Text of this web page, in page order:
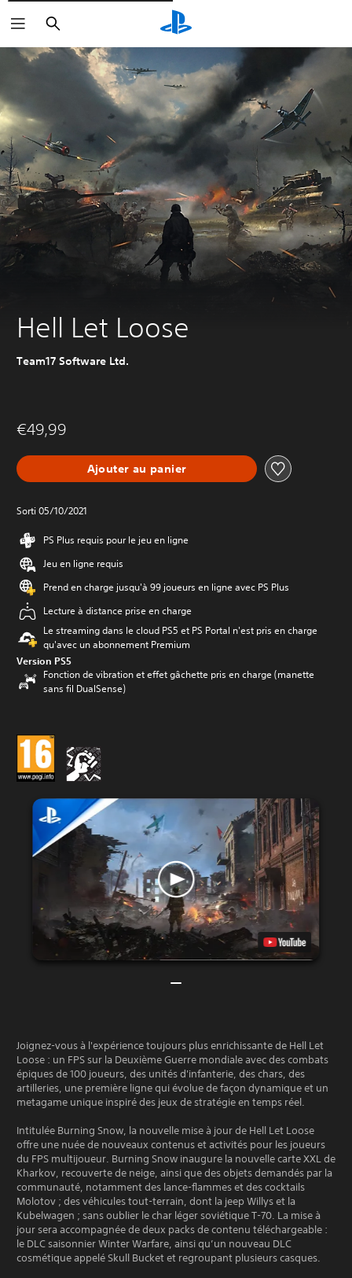
Rechercher
Hell Let Loose
Team17 Software Ltd.
€49,99
Ajouter au panier
Sorti 05/10/2021
PS Plus requis pour le jeu en ligne
Jeu en ligne requis
Prend en charge jusqu'à 99 joueurs en ligne avec PS Plus
Lecture à distance prise en charge
Le streaming dans le cloud PS5 et PS Portal n'est pris en charge
qu'avec un abonnement Premium
Version PS5
Fonction de vibration et effet gâchette pris en charge (manette
sans fil DualSense)
Joignez-vous à l'expérience toujours plus enrichissante de Hell Let
Loose : un FPS sur la Deuxième Guerre mondiale avec des combats
épiques de 100 joueurs, des unités d'infanterie, des chars, des
artilleries, une première ligne qui évolue de façon dynamique et un
metagame unique inspiré des jeux de stratégie en temps réel.
Intitulée Burning Snow, la nouvelle mise à jour de Hell Let Loose
offre une nuée de nouveaux contenus et activités pour les joueurs
du FPS multijoueur. Burning Snow inaugure la nouvelle carte XXL de
Kharkov, recouverte de neige, ainsi que des objets demandés par la
communauté, notamment des lance-flammes et des cocktails
Molotov ; des véhicules tout-terrain, dont la jeep Willys et la
Kubelwagen ; sans oublier le char léger soviétique T-70. La mise à
jour sera accompagnée de deux packs de contenu téléchargeable :
le DLC saisonnier Winter Warfare, ainsi qu’un nouveau DLC
cosmétique appelé Skull Bucket et regroupant plusieurs casques.